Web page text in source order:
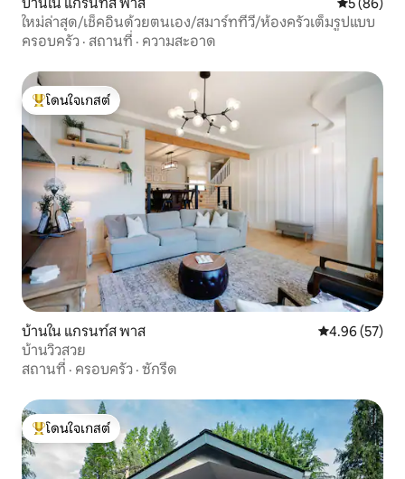
ใหม่ล่าสุด/เช็คอินด้วยตนเอง/สมาร์ททีวี/ห้องครัวเต็มรูปแบบ
ครอบครัว · สถานที่ · ความสะอาด
โดนใจเกสต์ที่สุด
โดนใจเกสต์
บ้านใน แกรนท์ส พาส คะแนนเฉลี่ย
4.96 (57)
บ้านวิวสวย
สถานที่ · ครอบครัว · ซักรีด
โดนใจเกสต์ที่สุด
โดนใจเกสต์